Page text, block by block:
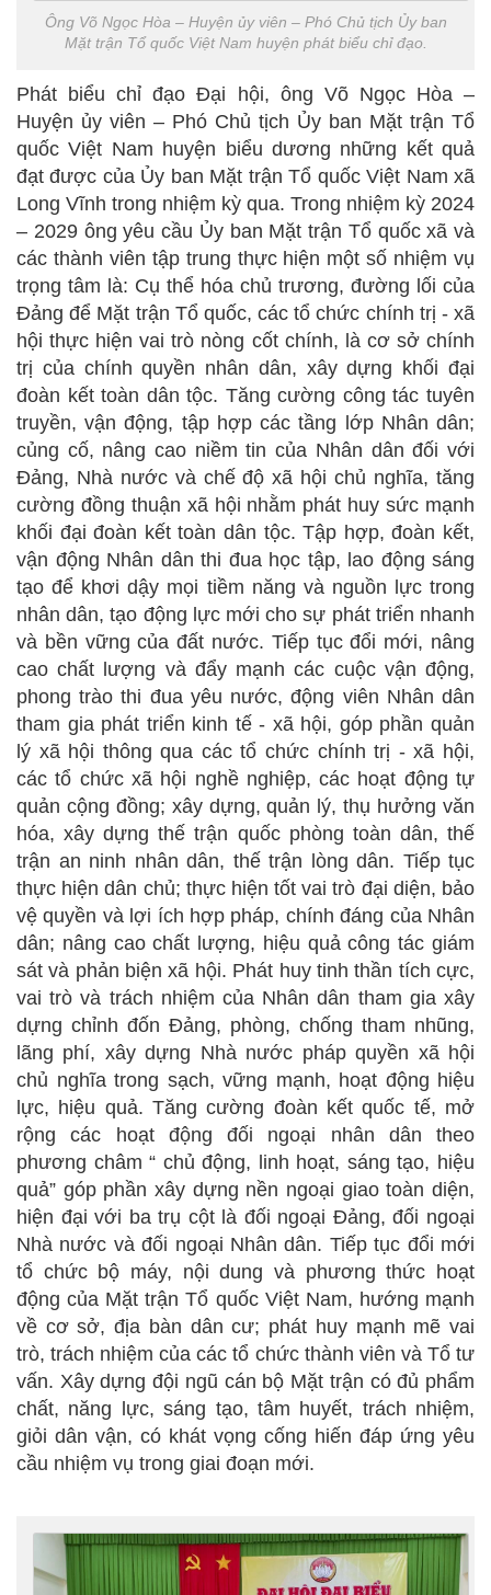
Ông Võ Ngọc Hòa – Huyện ủy viên – Phó Chủ tịch Ủy ban
Mặt trận Tổ quốc Việt Nam huyện phát biểu chỉ đạo.
Phát biểu chỉ đạo Đại hội, ông Võ Ngọc Hòa –
Huyện ủy viên – Phó Chủ tịch Ủy ban Mặt trận Tổ
quốc Việt Nam huyện biểu dương những kết quả
đạt được của Ủy ban Mặt trận Tổ quốc Việt Nam xã
Long Vĩnh trong nhiệm kỳ qua. Trong nhiệm kỳ 2024
– 2029 ông yêu cầu Ủy ban Mặt trận Tổ quốc xã và
các thành viên tập trung thực hiện một số nhiệm vụ
trọng tâm là: Cụ thể hóa chủ trương, đường lối của
Đảng để Mặt trận Tổ quốc, các tổ chức chính trị - xã
hội thực hiện vai trò nòng cốt chính, là cơ sở chính
trị của chính quyền nhân dân, xây dựng khối đại
đoàn kết toàn dân tộc. Tăng cường công tác tuyên
truyền, vận động, tập hợp các tầng lớp Nhân dân;
củng cố, nâng cao niềm tin của Nhân dân đối với
Đảng, Nhà nước và chế độ xã hội chủ nghĩa, tăng
cường đồng thuận xã hội nhằm phát huy sức mạnh
khối đại đoàn kết toàn dân tộc. Tập hợp, đoàn kết,
vận động Nhân dân thi đua học tập, lao động sáng
tạo để khơi dậy mọi tiềm năng và nguồn lực trong
nhân dân, tạo động lực mới cho sự phát triển nhanh
và bền vững của đất nước. Tiếp tục đổi mới, nâng
cao chất lượng và đẩy mạnh các cuộc vận động,
phong trào thi đua yêu nước, động viên Nhân dân
tham gia phát triển kinh tế - xã hội, góp phần quản
lý xã hội thông qua các tổ chức chính trị - xã hội,
các tổ chức xã hội nghề nghiệp, các hoạt động tự
quản cộng đồng; xây dựng, quản lý, thụ hưởng văn
hóa, xây dựng thế trận quốc phòng toàn dân, thế
trận an ninh nhân dân, thế trận lòng dân. Tiếp tục
thực hiện dân chủ; thực hiện tốt vai trò đại diện, bảo
vệ quyền và lợi ích hợp pháp, chính đáng của Nhân
dân; nâng cao chất lượng, hiệu quả công tác giám
sát và phản biện xã hội. Phát huy tinh thần tích cực,
vai trò và trách nhiệm của Nhân dân tham gia xây
dựng chỉnh đốn Đảng, phòng, chống tham nhũng,
lãng phí, xây dựng Nhà nước pháp quyền xã hội
chủ nghĩa trong sạch, vững mạnh, hoạt động hiệu
lực, hiệu quả. Tăng cường đoàn kết quốc tế, mở
rộng các hoạt động đối ngoại nhân dân theo
phương châm “ chủ động, linh hoạt, sáng tạo, hiệu
quả” góp phần xây dựng nền ngoại giao toàn diện,
hiện đại với ba trụ cột là đối ngoại Đảng, đối ngoại
Nhà nước và đối ngoại Nhân dân. Tiếp tục đổi mới
tổ chức bộ máy, nội dung và phương thức hoạt
động của Mặt trận Tổ quốc Việt Nam, hướng mạnh
về cơ sở, địa bàn dân cư; phát huy mạnh mẽ vai
trò, trách nhiệm của các tổ chức thành viên và Tổ tư
vấn. Xây dựng đội ngũ cán bộ Mặt trận có đủ phẩm
chất, năng lực, sáng tạo, tâm huyết, trách nhiệm,
giỏi dân vận, có khát vọng cống hiến đáp ứng yêu
cầu nhiệm vụ trong giai đoạn mới.